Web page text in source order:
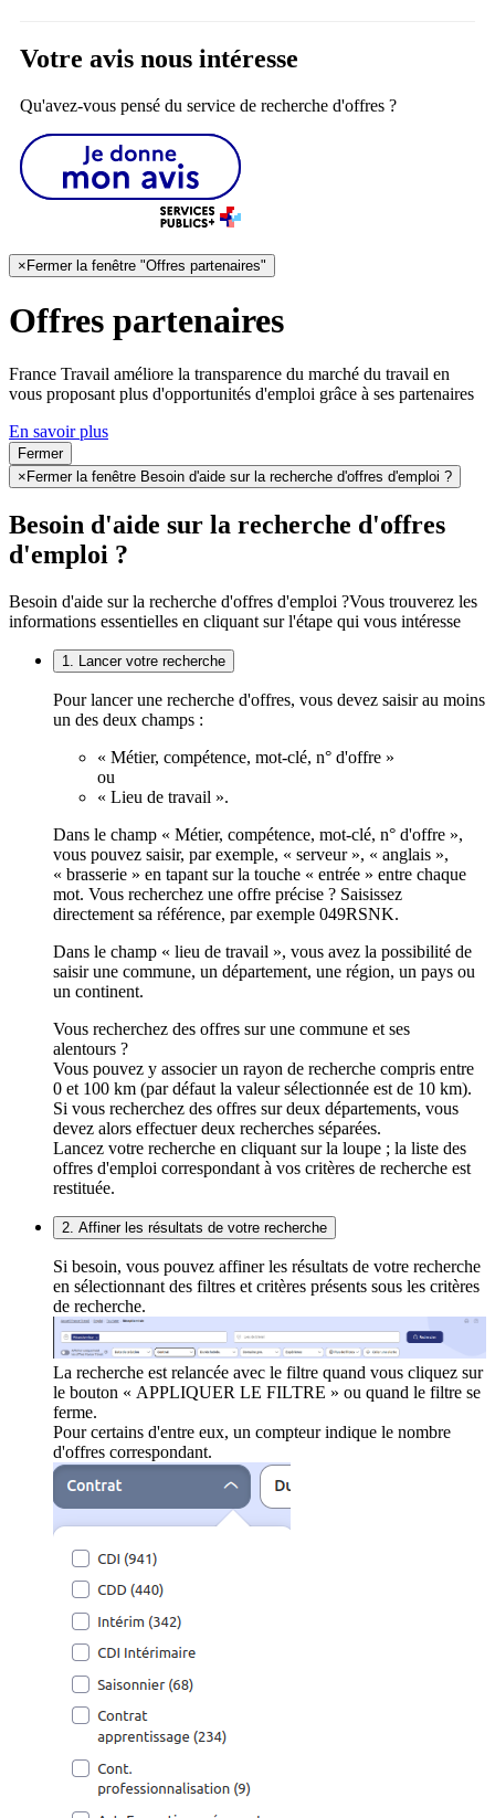
Votre avis nous intéresse
Qu'avez-vous pensé du service de recherche d'offres ?
×Fermer la fenêtre "Offres partenaires"
Offres partenaires
France Travail améliore la transparence du marché du travail en
vous proposant plus d'opportunités d'emploi grâce à ses partenaires
En savoir plus
Fermer
× Fermer la fenêtre Besoin d'aide sur la recherche d'offres d'emploi ?
Besoin d'aide sur la recherche d'offres
d'emploi ?
Besoin d'aide sur la recherche d'offres d'emploi ?Vous trouverez les
informations essentielles en cliquant sur l'étape qui vous intéresse
1. Lancer votre recherche
Pour lancer une recherche d'offres, vous devez saisir au moins
un des deux champs :
« Métier, compétence, mot-clé, n° d'offre »
ou
« Lieu de travail ».
Dans le champ « Métier, compétence, mot-clé, n° d'offre »,
vous pouvez saisir, par exemple, « serveur », « anglais »,
« brasserie » en tapant sur la touche « entrée » entre chaque
mot. Vous recherchez une offre précise ? Saisissez
directement sa référence, par exemple 049RSNK.
Dans le champ « lieu de travail », vous avez la possibilité de
saisir une commune, un département, une région, un pays ou
un continent.
Vous recherchez des offres sur une commune et ses
alentours ?
Vous pouvez y associer un rayon de recherche compris entre
0 et 100 km (par défaut la valeur sélectionnée est de 10 km).
Si vous recherchez des offres sur deux départements, vous
devez alors effectuer deux recherches séparées.
Lancez votre recherche en cliquant sur la loupe ; la liste des
offres d'emploi correspondant à vos critères de recherche est
restituée.
2. Affiner les résultats de votre recherche
Si besoin, vous pouvez affiner les résultats de votre recherche
en sélectionnant des filtres et critères présents sous les critères
de recherche.
La recherche est relancée avec le filtre quand vous cliquez sur
le bouton « APPLIQUER LE FILTRE » ou quand le filtre se
ferme.
Pour certains d'entre eux, un compteur indique le nombre
d'offres correspondant.